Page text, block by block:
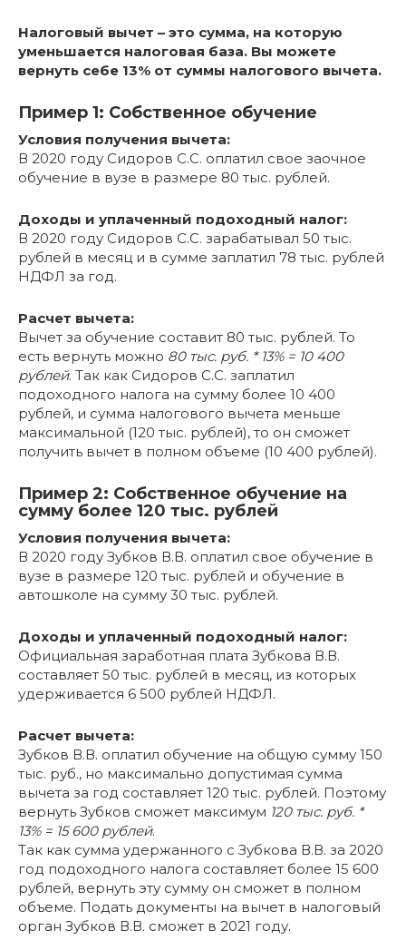
Налоговый вычет – это сумма, на которую
уменьшается налоговая база. Вы можете
вернуть себе 13% от суммы налогового вычета.
Пример 1: Собственное обучение
Условия получения вычета:
В 2020 году Сидоров С.С. оплатил свое заочное
обучение в вузе в размере 80 тыс. рублей.
Доходы и уплаченный подоходный налог:
В 2020 году Сидоров С.С. зарабатывал 50 тыс.
рублей в месяц и в сумме заплатил 78 тыс. рублей
НДФЛ за год.
Расчет вычета:
Вычет за обучение составит 80 тыс. рублей. То
есть вернуть можно 80 тыс. руб. * 13% = 10 400
рублей. Так как Сидоров С.С. заплатил
подоходного налога на сумму более 10 400
рублей, и сумма налогового вычета меньше
максимальной (120 тыс. рублей), то он сможет
получить вычет в полном объеме (10 400 рублей).
Пример 2: Собственное обучение на
сумму более 120 тыс. рублей
Условия получения вычета:
В 2020 году Зубков В.В. оплатил свое обучение в
вузе в размере 120 тыс. рублей и обучение в
автошколе на сумму 30 тыс. рублей.
Доходы и уплаченный подоходный налог:
Официальная заработная плата Зубкова В.В.
составляет 50 тыс. рублей в месяц, из которых
удерживается 6 500 рублей НДФЛ.
Расчет вычета:
Зубков В.В. оплатил обучение на общую сумму 150
тыс. руб., но максимально допустимая сумма
вычета за год составляет 120 тыс. рублей. Поэтому
вернуть Зубков сможет максимум 120 тыс. руб. *
13% = 15 600 рублей.
Так как сумма удержанного с Зубкова В.В. за 2020
год подоходного налога составляет более 15 600
рублей, вернуть эту сумму он сможет в полном
объеме. Подать документы на вычет в налоговый
орган Зубков В.В. сможет в 2021 году.